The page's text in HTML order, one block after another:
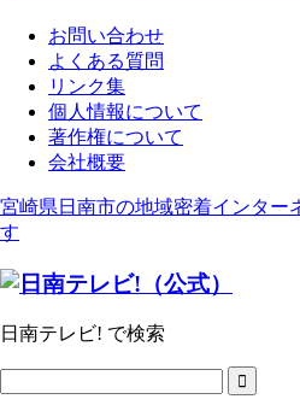
お問い合わせ
よくある質問
リンク集
個人情報について
著作権について
会社概要
宮崎県日南市の地域密着インター
す
日南テレビ! で検索